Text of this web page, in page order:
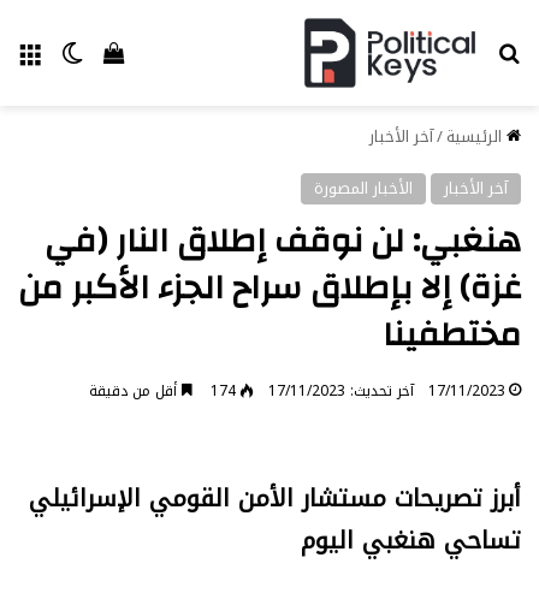
إستعراض بحث عن
الرئيسية/آخر الأخبار
آخر الأخبار
الأخبار المصورة
هنغبي: لن نوقف إطلاق النار (في
غزة) إلا بإطلاق سراح الجزء الأكبر من
مختطفينا
17/11/2023 آخر تحديث: 17/11/2023 174 أقل من دقيقة
أبرز تصريحات مستشار الأمن القومي الإسرائيلي
تساحي هنغبي اليوم